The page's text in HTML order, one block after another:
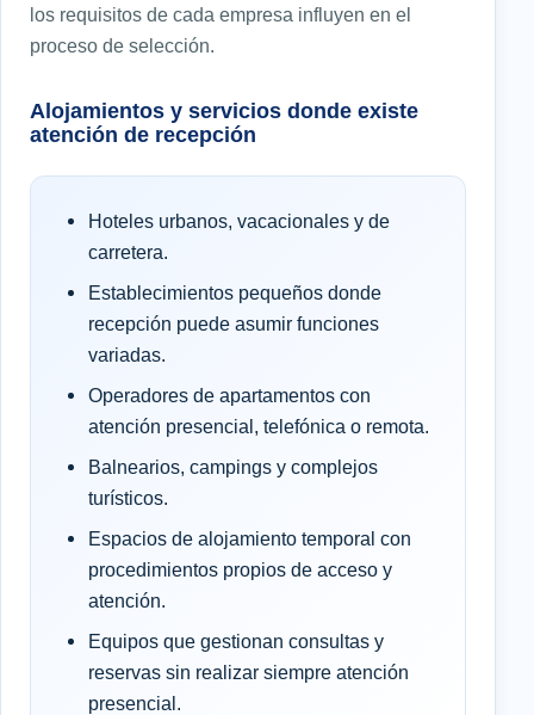
los requisitos de cada empresa influyen en el
proceso de selección.
Alojamientos y servicios donde existe
atención de recepción
Hoteles urbanos, vacacionales y de
carretera.
Establecimientos pequeños donde
recepción puede asumir funciones
variadas.
Operadores de apartamentos con
atención presencial, telefónica o remota.
Balnearios, campings y complejos
turísticos.
Espacios de alojamiento temporal con
procedimientos propios de acceso y
atención.
Equipos que gestionan consultas y
reservas sin realizar siempre atención
presencial.